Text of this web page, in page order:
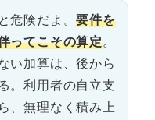
危険だよ。要件を
ってこその算定。
い加算は、後から
。利用者の自立支
、無理なく積み上